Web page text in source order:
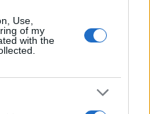
Use,
of my
with the
il picco di luglio